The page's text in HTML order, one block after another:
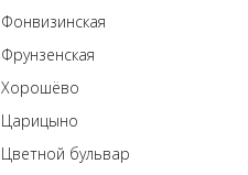
Фонвизинская
Фрунзенская
Хорошёво
Царицыно
Цветной бульвар